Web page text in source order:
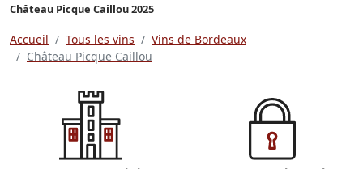
Château Picque Caillou 2025
Accueil Tous les vins
Vins de Bordeaux
Château Picque Caillou